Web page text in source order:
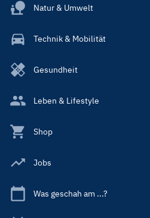
Natur & Umwelt
Technik & Mobilität
Gesundheit
Leben & Lifestyle
Shop
Jobs
Was geschah am ...?